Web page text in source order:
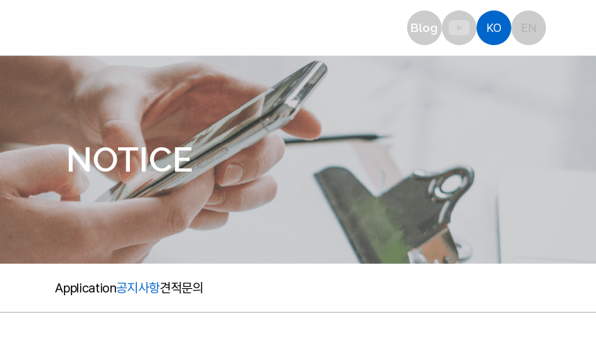
가스/대기 및 기상 분석
수질 분석
농업 분석
기타 제품
해외 제품
연구개발실적
Application
공지사항
견적문의
Blog KO EN
NOTICE
Application공지사항견적문의